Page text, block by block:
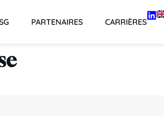
PARTENAIRES CARRIÈRES